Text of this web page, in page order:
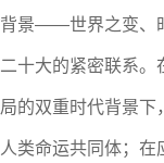
背景——世界之变、
二十大的紧密联系。
局的双重时代背景下
人类命运共同体；在